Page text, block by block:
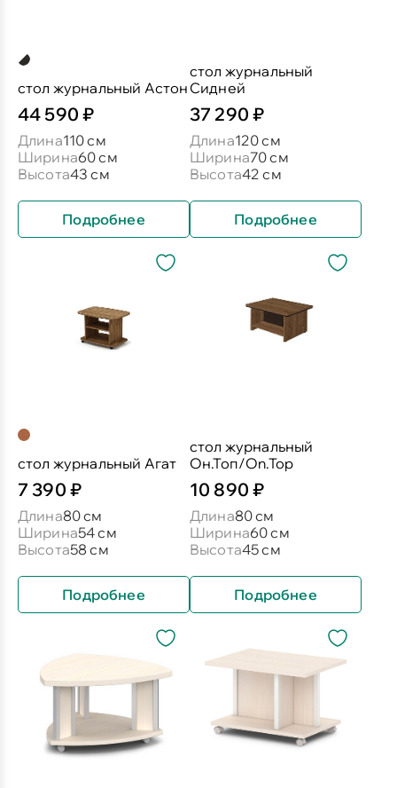
стол журнальный Астон
44 590 ₽
Длина110 см
Ширина60 см
Высота43 см
Подробнее
стол журнальный
Сидней
37 290 ₽
Длина120 см
Ширина70 см
Высота42 см
Подробнее
стол журнальный Агат
7 390 ₽
Длина80 см
Ширина54 см
Высота58 см
Подробнее
стол журнальный
Он.Топ/On.Top
10 890 ₽
Длина80 см
Ширина60 см
Высота45 см
Подробнее